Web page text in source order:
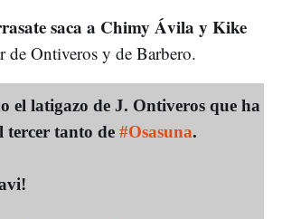
saca a Chimy Ávila y Kike
de Ontiveros y de Barbero.
el latigazo de J. Ontiveros que ha
tercer tanto de #Osasuna.